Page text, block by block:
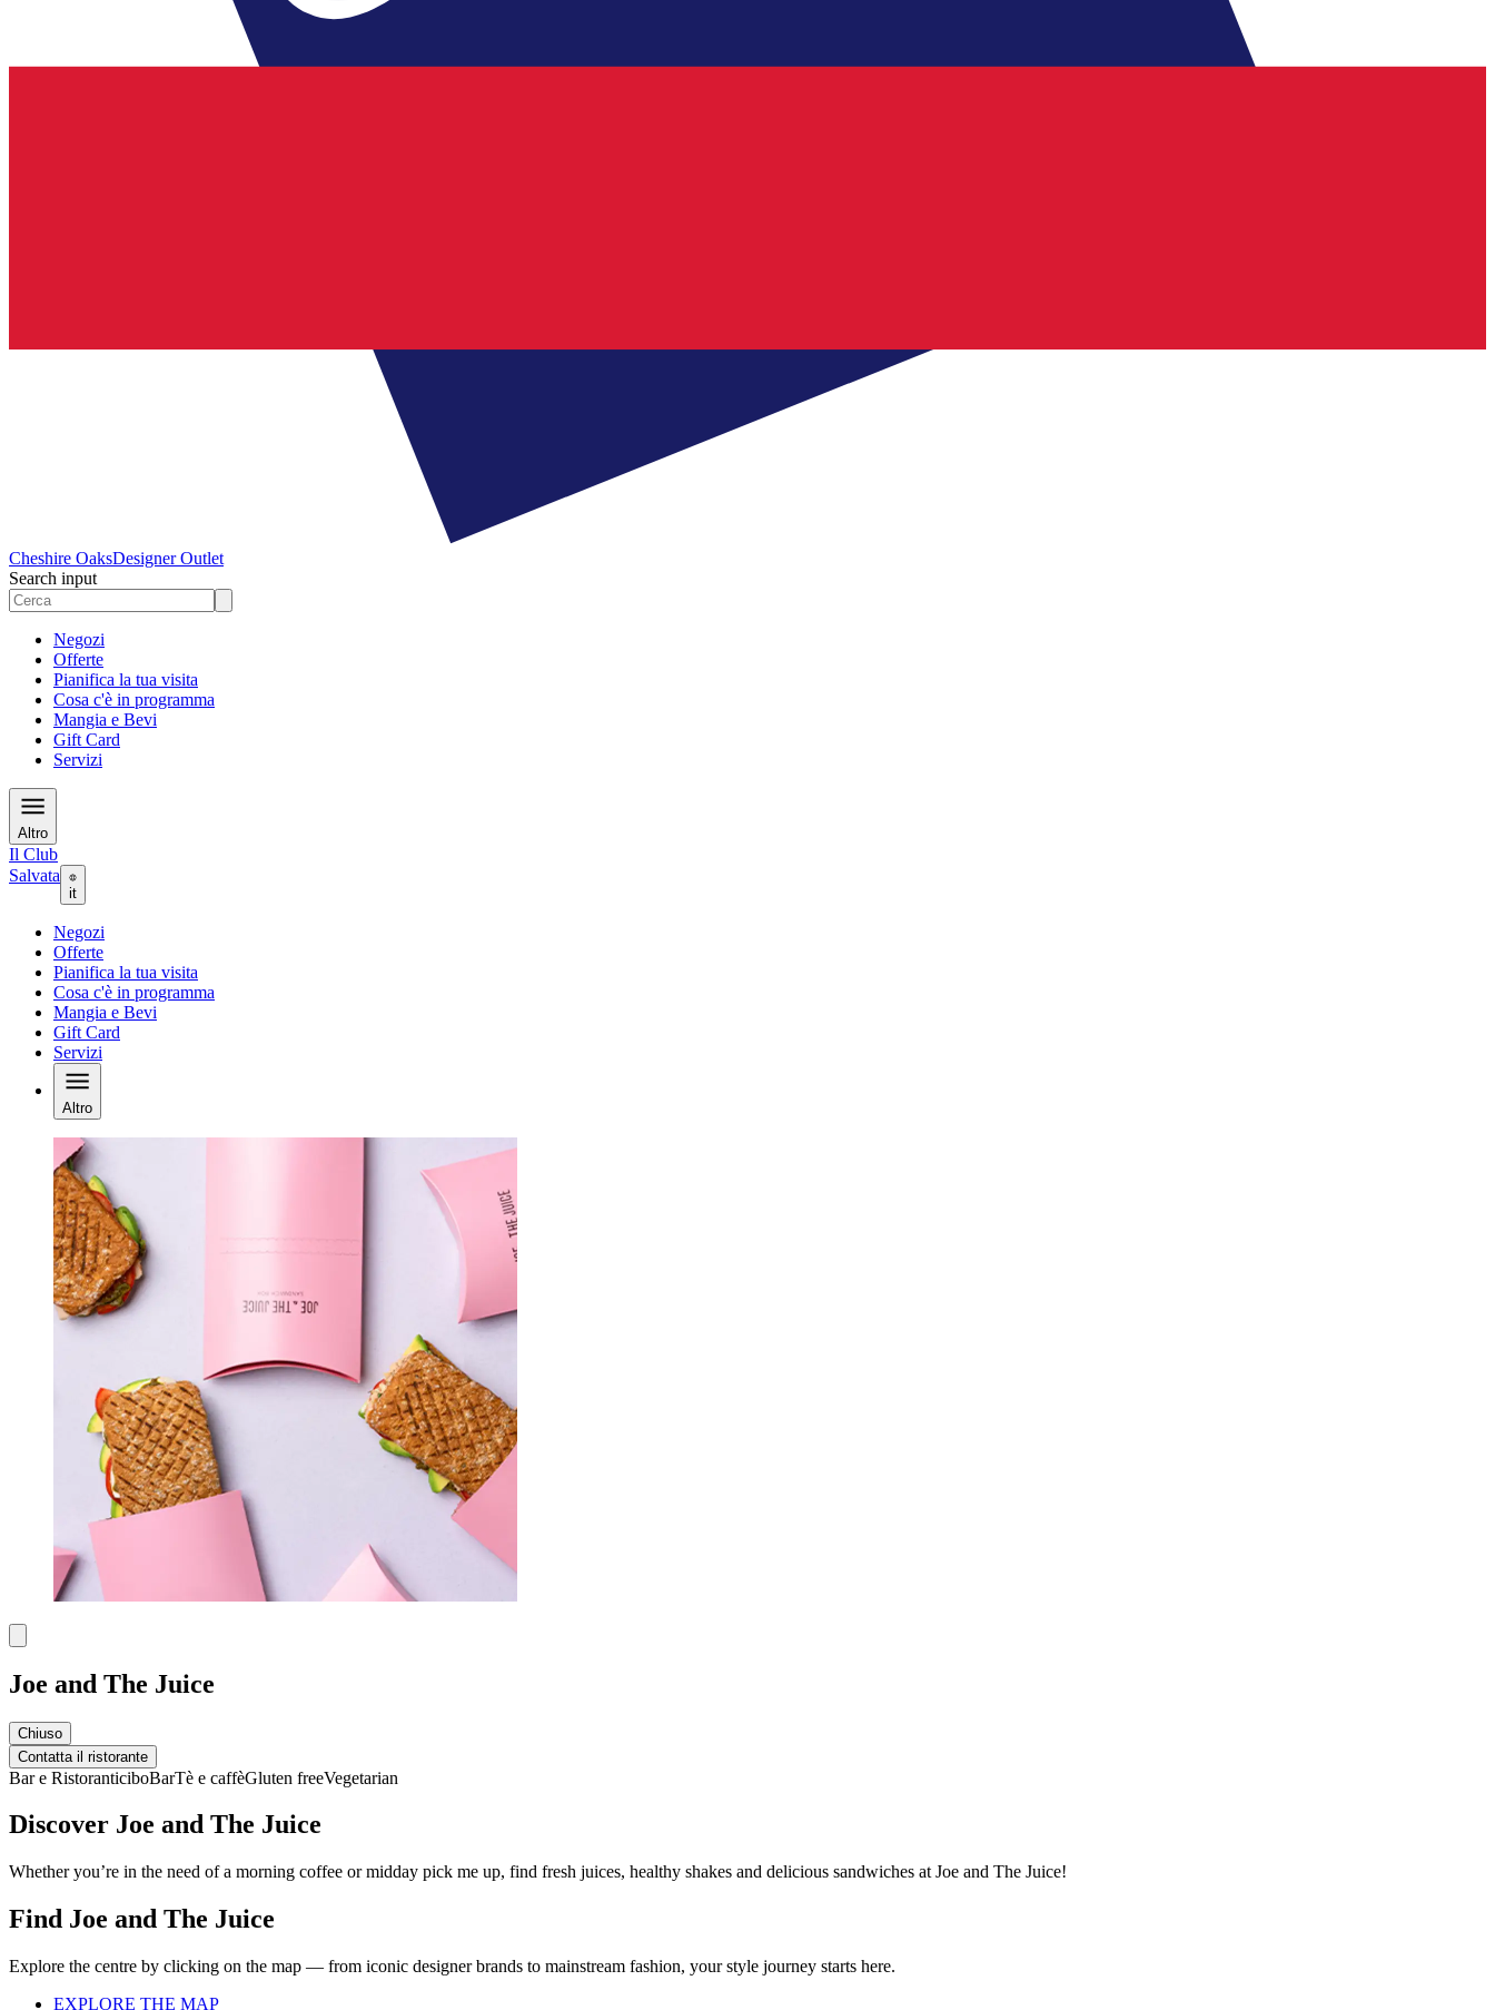
Cheshire OaksDesigner Outlet
Search input
Negozi
Offerte
Pianifica la tua visita
Cosa c'è in programma
Mangia e Bevi
Gift Card
Servizi
Altro
Il Club
Salvata
it
Negozi
Offerte
Pianifica la tua visita
Cosa c'è in programma
Mangia e Bevi
Gift Card
Servizi
Altro
Joe and The Juice
Chiuso
Contatta il ristorante
Bar e RistoranticiboBarTè e caffèGluten freeVegetarian
Discover Joe and The Juice
Whether you’re in the need of a morning coffee or midday pick me up, find fresh juices, healthy shakes and delicious sandwiches at Joe and The Juice!
Find Joe and The Juice
Explore the centre by clicking on the map — from iconic designer brands to mainstream fashion, your style journey starts here.
EXPLORE THE MAP